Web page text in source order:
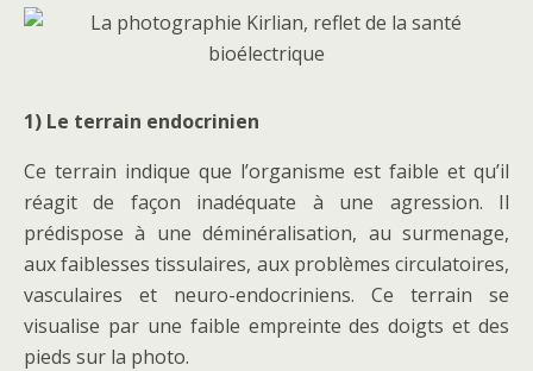
1) Le terrain endocrinien
Ce terrain indique que l’organisme est faible et qu’il
réagit de façon inadéquate à une agression. Il
prédispose à une déminéralisation, au surmenage,
aux faiblesses tissulaires, aux problèmes circulatoires,
vasculaires et neuro-endocriniens. Ce terrain se
visualise par une faible empreinte des doigts et des
pieds sur la photo.